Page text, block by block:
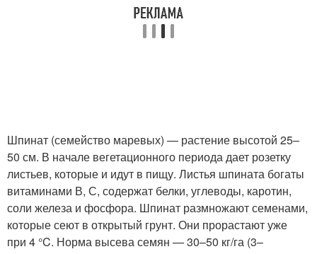
Шпинат (семейство маревых) — растение высотой 25–
50 см. В начале вегетационного периода дает розетку
листьев, которые и идут в пищу. Листья шпината богаты
витаминами В, С, содержат белки, углеводы, каротин,
соли железа и фосфора. Шпинат размножают семенами,
которые сеют в открытый грунт. Они прорастают уже
при 4 °C. Норма высева семян — 30–50 кг/га (3–